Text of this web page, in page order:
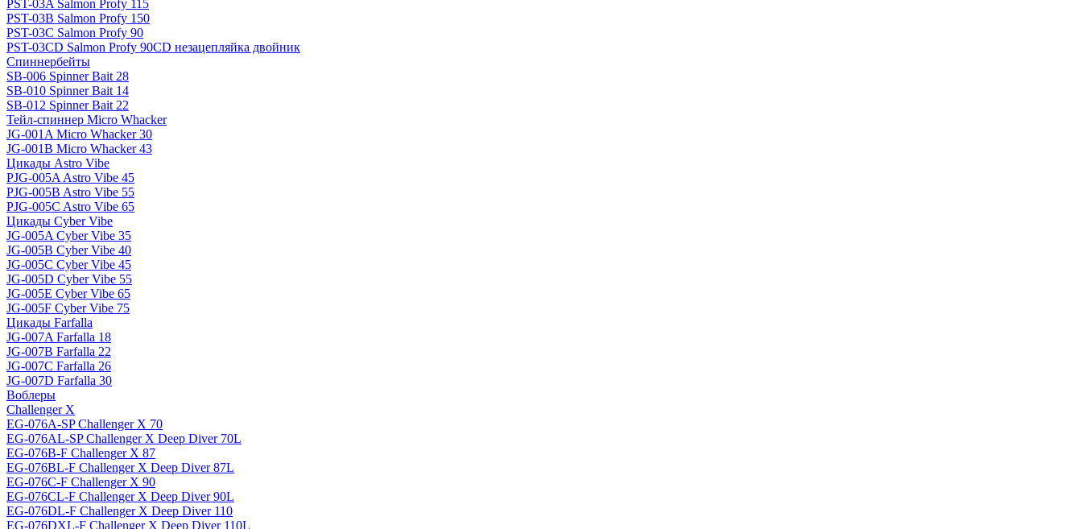
PST-03A Salmon Profy 115
PST-03B Salmon Profy 150
PST-03C Salmon Profy 90
PST-03CD Salmon Profy 90CD незацепляйка двойник
Спиннербейты
SB-006 Spinner Bait 28
SB-010 Spinner Bait 14
SB-012 Spinner Bait 22
Тейл-спиннер Micro Whacker
JG-001A Micro Whacker 30
JG-001B Micro Whacker 43
Цикады Astro Vibe
PJG-005A Astro Vibe 45
PJG-005B Astro Vibe 55
PJG-005C Astro Vibe 65
Цикады Cyber Vibe
JG-005A Cyber Vibe 35
JG-005B Cyber Vibe 40
JG-005C Cyber Vibe 45
JG-005D Cyber Vibe 55
JG-005E Cyber Vibe 65
JG-005F Cyber Vibe 75
Цикады Farfalla
JG-007A Farfalla 18
JG-007B Farfalla 22
JG-007C Farfalla 26
JG-007D Farfalla 30
Воблеры
Challenger X
EG-076A-SP Challenger X 70
EG-076AL-SP Challenger X Deep Diver 70L
EG-076B-F Challenger X 87
EG-076BL-F Challenger X Deep Diver 87L
EG-076C-F Challenger X 90
EG-076CL-F Challenger X Deep Diver 90L
EG-076DL-F Challenger X Deep Diver 110
EG-076DXL-F Challenger X Deep Diver 110L